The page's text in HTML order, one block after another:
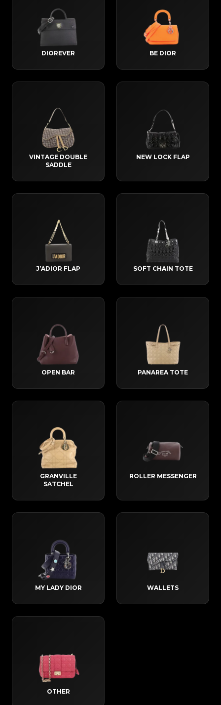
DIOREVER BE DIOR
VINTAGE DOUBLE
SADDLE
NEW LOCK FLAP
J’ADIOR FLAP SOFT CHAIN TOTE
OPEN BAR PANAREA TOTE
GRANVILLE
SATCHEL
ROLLER MESSENGER
MY LADY DIOR WALLETS
OTHER